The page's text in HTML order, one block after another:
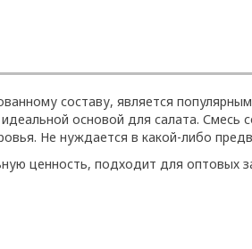
составу, является
основой для салата.
Не нуждается в какой-либо
ценность, подходит для оптовых